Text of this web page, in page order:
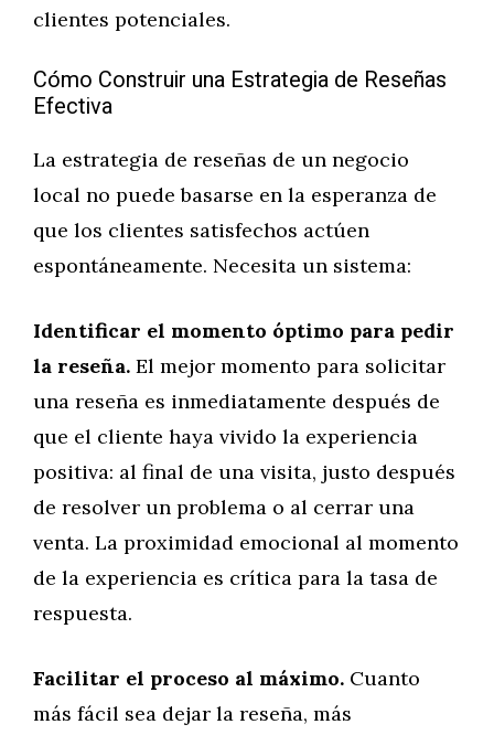
clientes potenciales.
Cómo Construir una Estrategia de Reseñas
Efectiva
La estrategia de reseñas de un negocio
local no puede basarse en la esperanza de
que los clientes satisfechos actúen
espontáneamente. Necesita un sistema:
Identificar el momento óptimo para pedir
la reseña. El mejor momento para solicitar
una reseña es inmediatamente después de
que el cliente haya vivido la experiencia
positiva: al final de una visita, justo después
de resolver un problema o al cerrar una
venta. La proximidad emocional al momento
de la experiencia es crítica para la tasa de
respuesta.
Facilitar el proceso al máximo. Cuanto
más fácil sea dejar la reseña, más